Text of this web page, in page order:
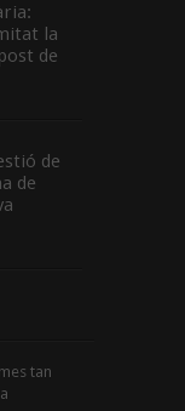
la
de
de
de
tan